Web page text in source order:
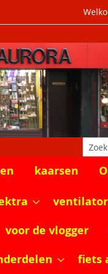
Zoek
kaarsen
voor de vlogger
fiets